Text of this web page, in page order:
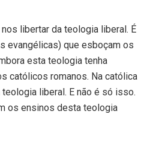
libertar da teologia liberal. É
evangélicas) que esboçam os
esta teologia tenha
católicos romanos. Na católica
liberal. E não é só isso.
os ensinos desta teologia